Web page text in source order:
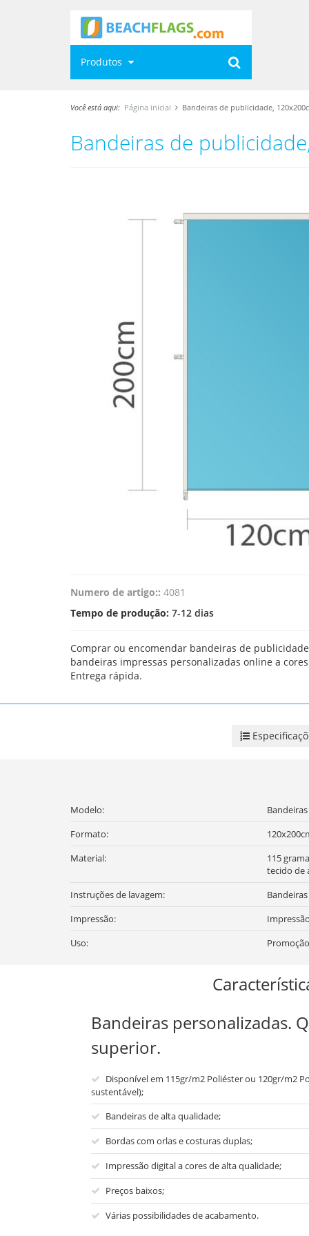
Produtos
Você está aqui: Página inicial Bandeiras de publicidade,
Bandeiras de
Numero de artigo:: 4081
Tempo de produção: 7-12 dias
Comprar ou encomendar bandeiras de
bandeiras impressas personalizadas online a
Entrega rápida.
Modelo:
Formato:
Material:
115
tecido de
Instruções de lavagem:
Impressão:
Uso:
Bandeiras personalizadas.
superior.
Disponível em 115gr/m2 Poliéster ou 120gr/m2
sustentável);
Bandeiras de alta qualidade;
Bordas com orlas e costuras duplas;
Impressão digital a cores de alta qualidade;
Preços baixos;
Várias possibilidades de acabamento.